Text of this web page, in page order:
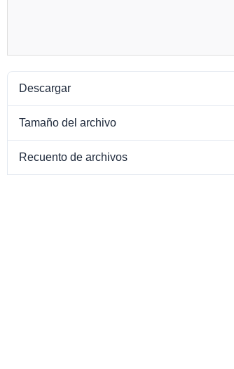
Descargar
Tamaño del archivo
Recuento de archivos